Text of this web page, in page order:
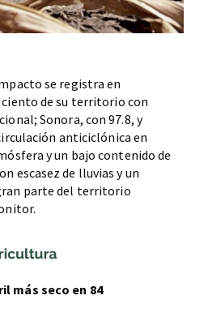
se registra en
ciento de su territorio con
Sonora, con 97.8, y
anticiclónica en
y un bajo contenido de
escasez de lluvias y un
parte del territorio
más seco en 84